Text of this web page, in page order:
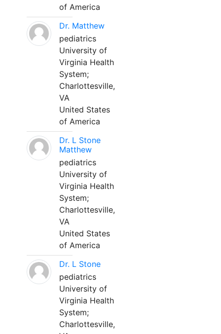
of America
Dr. Matthew
pediatrics
University of
Virginia Health
System;
Charlottesville,
VA
United States
of America
Dr. L Stone
Matthew
pediatrics
University of
Virginia Health
System;
Charlottesville,
VA
United States
of America
Dr. L Stone
pediatrics
University of
Virginia Health
System;
Charlottesville,